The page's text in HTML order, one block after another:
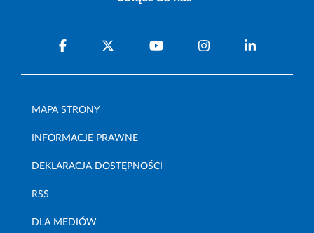
MAPA STRONY
INFORMACJE PRAWNE
DEKLARACJA DOSTĘPNOŚCI
RSS
DLA MEDIÓW